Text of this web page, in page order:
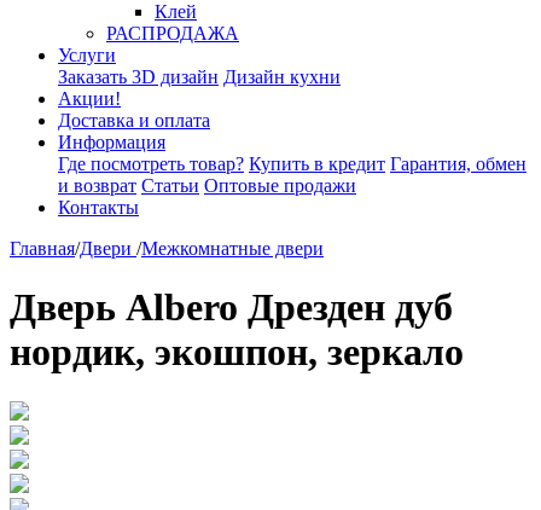
Клей
РАСПРОДАЖА
Услуги
Заказать 3D дизайн Дизайн кухни
Акции!
Доставка и оплата
Информация
Где посмотреть товар? Купить в кредит Гарантия, обмен
и возврат Статьи Оптовые продажи
Контакты
Главная/Двери /Межкомнатные двери
Дверь Albero Дрезден дуб
нордик, экошпон, зеркало